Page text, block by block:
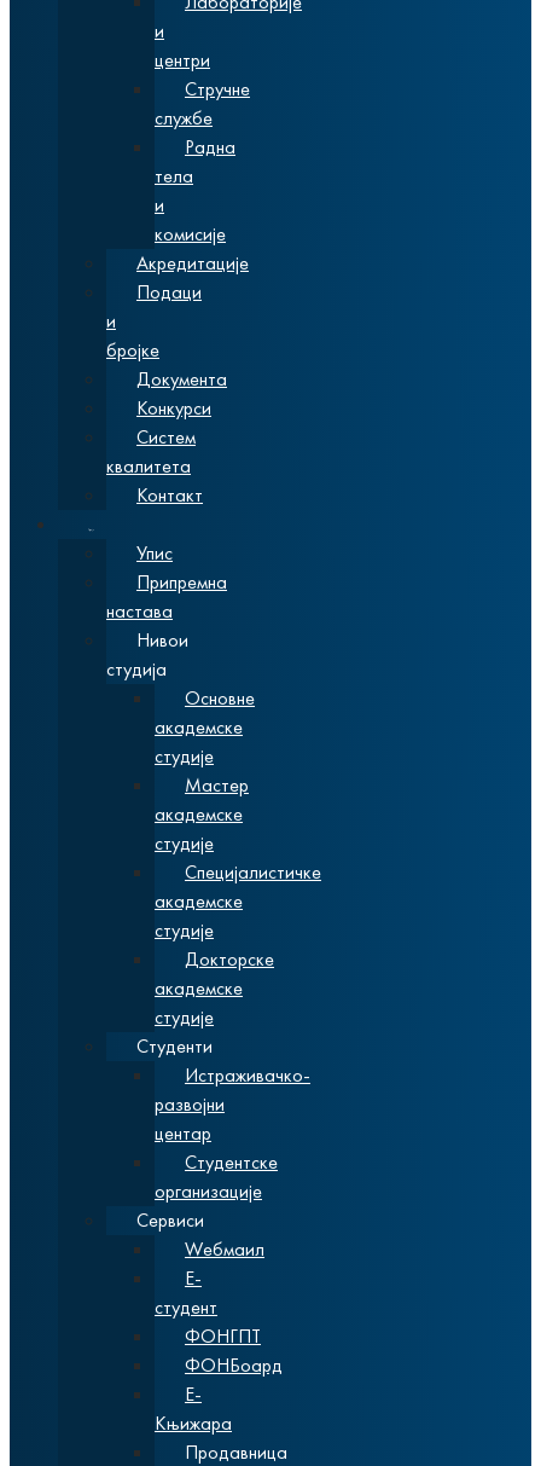
и
центри
Стручне
службе
Радна
тела
и
комисије
Акредитације
Подаци
и
бројке
Документа
Конкурси
Систем
квалитета
Контакт
Упис
Припремна
настава
Нивои
студија
Основне
академске
студије
Мастер
академске
студије
Специјалистичке
академске
студије
Докторске
академске
студије
Студенти
Истраживачко-
развојни
центар
Студентске
организације
Сервиси
Wебмаил
Е-
студент
ФОНГПТ
ФОНБоард
Е-
Књижара
Продавница